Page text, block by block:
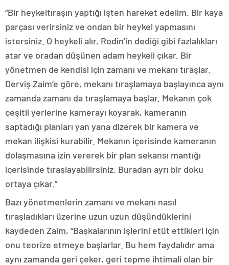
“Bir heykeltıraşın yaptığı işten hareket edelim. Bir kaya
parçası verirsiniz ve ondan bir heykel yapmasını
istersiniz. O heykeli alır, Rodin’in dediği gibi fazlalıkları
atar ve oradan düşünen adam heykeli çıkar. Bir
yönetmen de kendisi için zamanı ve mekanı tıraşlar.
Derviş Zaim’e göre, mekanı tıraşlamaya başlayınca aynı
zamanda zamanı da tıraşlamaya başlar. Mekanın çok
çeşitli yerlerine kamerayı koyarak, kameranın
saptadığı planları yan yana dizerek bir kamera ve
mekan ilişkisi kurabilir. Mekanın içerisinde kameranın
dolaşmasına izin vererek bir plan sekansı mantığı
içerisinde tıraşlayabilirsiniz. Buradan ayrı bir doku
ortaya çıkar.”
Bazı yönetmenlerin zamanı ve mekanı nasıl
tıraşladıkları üzerine uzun uzun düşündüklerini
kaydeden Zaim, “Başkalarının işlerini etüt ettikleri için
onu teorize etmeye başlarlar. Bu hem faydalıdır ama
aynı zamanda geri çeker, geri tepme ihtimali olan bir